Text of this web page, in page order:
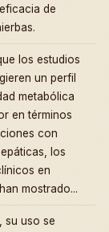
de
los estudios
un perfil
metabólica
en términos
con
los
en
mostrado...
su uso se